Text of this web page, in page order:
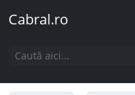
Cabral.ro